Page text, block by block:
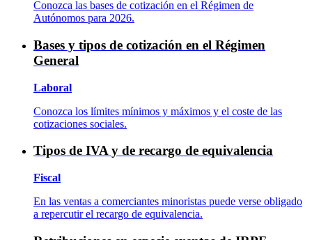
Conozca las bases de cotización en el Régimen de
Autónomos para 2026.
Bases y tipos de cotización en el Régimen
General
Laboral
Conozca los límites mínimos y máximos y el coste de las
cotizaciones sociales.
Tipos de IVA y de recargo de equivalencia
Fiscal
En las ventas a comerciantes minoristas puede verse obligado
a repercutir el recargo de equivalencia.